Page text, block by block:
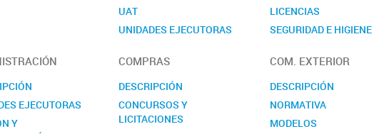
UAT
UNIDADES EJECUTORAS
REALP
LICENCIAS
SEGURIDAD E HIGIENE
EJECUTORAS
Y
COMPRAS
DESCRIPCIÓN
CONCURSOS Y
LICITACIONES
COM. EXTERIOR
DESCRIPCIÓN
NORMATIVA
MODELOS